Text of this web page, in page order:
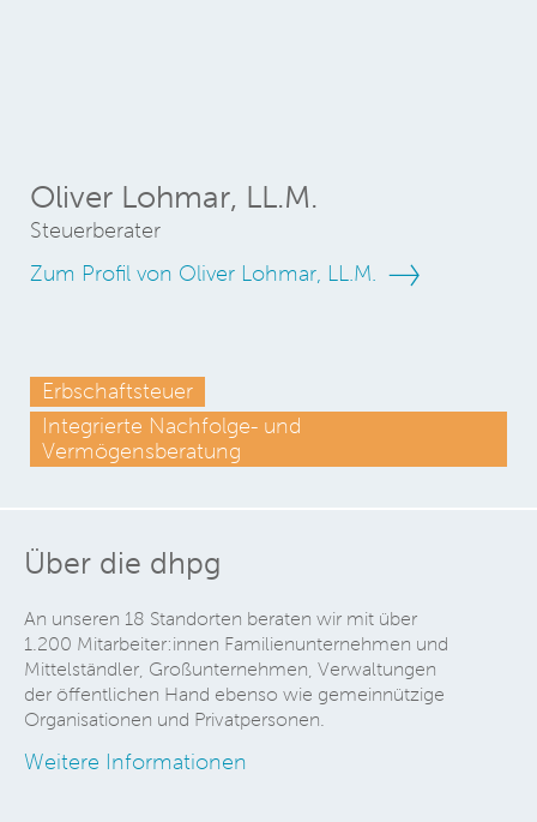
Oliver Lohmar, LL.M.
Steuerberater
Zum Profil von Oliver Lohmar, LL.M.
Erbschaftsteuer
Integrierte Nachfolge- und
Vermögensberatung
Über die dhpg
An unseren 18 Standorten beraten wir mit über
1.200 Mitarbeiter:innen Familienunternehmen und
Mittelständler, Großunternehmen, Verwaltungen
der öffentlichen Hand ebenso wie gemeinnützige
Organisationen und Privatpersonen.
Weitere Informationen